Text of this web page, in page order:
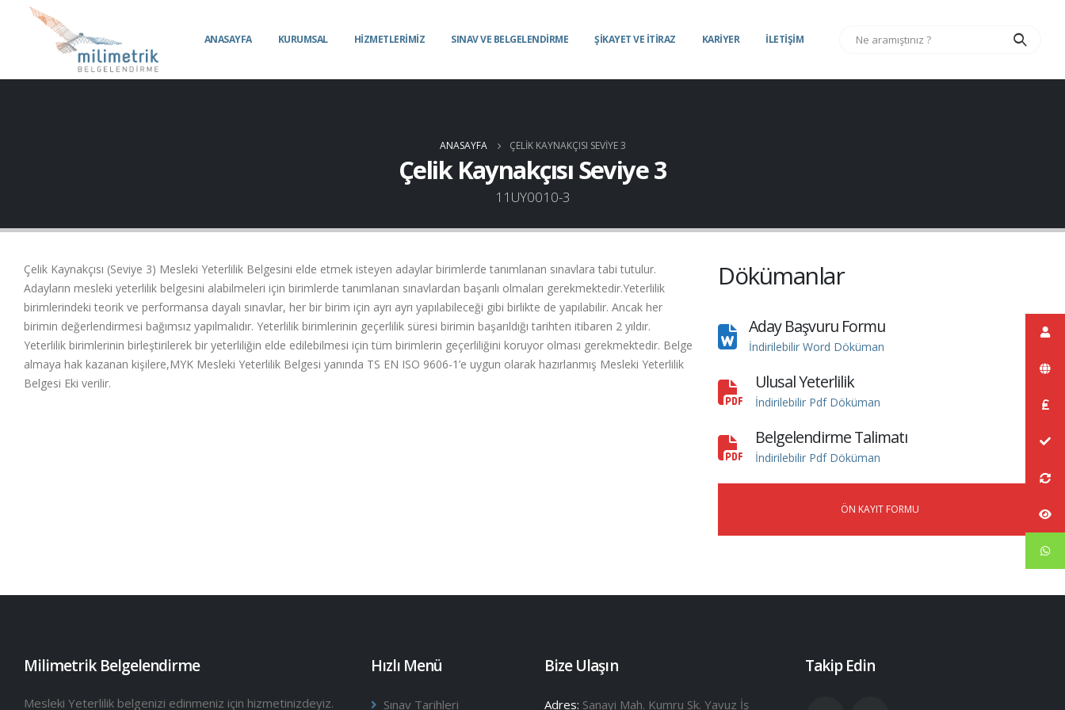
ANASAYFA KURUMSAL HİZMETLERİMİZ SINAV VE BELGELENDİRME ŞİKAYET VE İTİRAZ KARİYER İLETİŞİM
ANASAYFA ÇELIK KAYNAKÇISI SEVIYE 3
Çelik Kaynakçısı Seviye 3
11UY0010-3
Çelik Kaynakçısı (Seviye 3) Mesleki Yeterlilik Belgesini elde etmek isteyen adaylar birimlerde tanımlanan sınavlara tabi tutulur.
Adayların mesleki yeterlilik belgesini alabilmeleri için birimlerde tanımlanan sınavlardan başarılı olmaları gerekmektedir.Yeterlilik
birimlerindeki teorik ve performansa dayalı sınavlar, her bir birim için ayrı ayrı yapılabileceği gibi birlikte de yapılabilir. Ancak her
birimin değerlendirmesi bağımsız yapılmalıdır. Yeterlilik birimlerinin geçerlilik süresi birimin başarıldığı tarihten itibaren 2 yıldır.
Yeterlilik birimlerinin birleştirilerek bir yeterliliğin elde edilebilmesi için tüm birimlerin geçerliliğini koruyor olması gerekmektedir. Belge
almaya hak kazanan kişilere,MYK Mesleki Yeterlilik Belgesi yanında TS EN ISO 9606-1’e uygun olarak hazırlanmış Mesleki Yeterlilik
Belgesi Eki verilir.
Dökümanlar
Aday Başvuru Formu
İndirilebilir Word Döküman
Ulusal Yeterlilik
İndirilebilir Pdf Döküman
Belgelendirme Talimatı
İndirilebilir Pdf Döküman
ÖN KAYIT FORMU
Milimetrik Belgelendirme
Mesleki Yeterlilik belgenizi edinmeniz için hizmetinizdeyiz.
Hızlı Menü
Sınav Tarihleri
Bize Ulaşın
Adres: Sanayi Mah. Kumru Sk. Yavuz İş
Takip Edin